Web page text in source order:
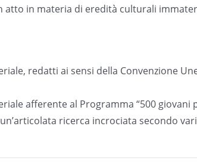
atto in materia di eredità culturali
redatti ai sensi della Convenzione
afferente al Programma “500 giovani
ricerca incrociata secondo